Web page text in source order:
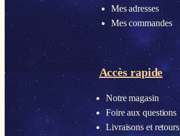
Mes adresses
Mes commandes
Accès rapide
Notre magasin
Foire aux questions
Livraisons et retours